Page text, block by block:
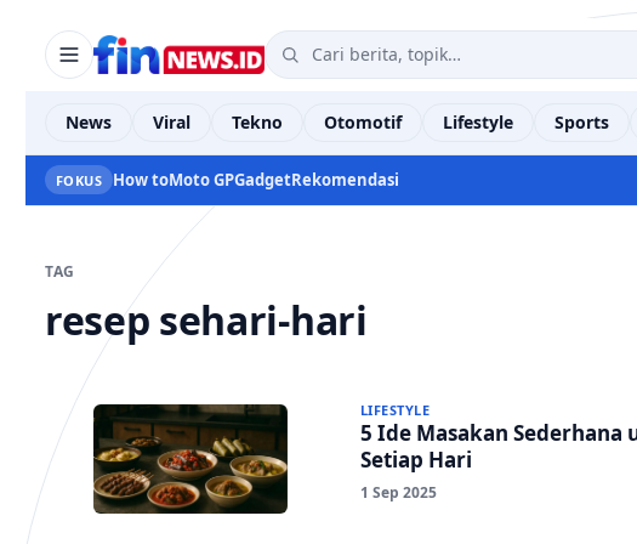
News Viral Tekno Otomotif Lifestyle Sports
FOKUS How toMoto GPGadgetRekomendasi
TAG
resep sehari-hari
LIFESTYLE
5 Ide Masakan Sederhana
Setiap Hari
1 Sep 2025